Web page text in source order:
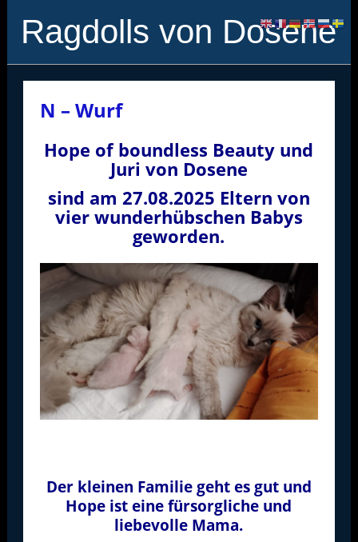
Ragdolls von Dosene
N – Wurf
Hope of boundless Beauty und
Juri von Dosene
sind am 27.08.2025 Eltern von
vier wunderhübschen Babys
geworden.
Der kleinen Familie geht es gut und
Hope ist eine fürsorgliche und
liebevolle Mama.